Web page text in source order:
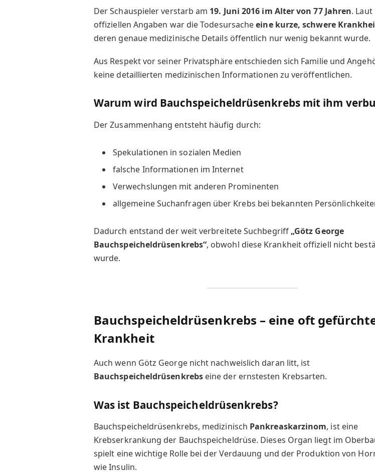
Der Schauspieler verstarb am 19. Juni 2016 im Alter von 77 Jahren. Laut
offiziellen Angaben war die Todesursacheeine kurze, schwere
deren genaue medizinische Details öffentlich nur wenig bekannt wurde.
Aus Respekt vor seiner Privatsphäre entschieden sich Familie und
keine detaillierten medizinischen Informationen zu veröffentlichen.
Warum wird Bauchspeicheldrüsenkrebs mit ihm
Der Zusammenhang entsteht häufig durch:
Spekulationen in sozialen Medien
falsche Informationen im Internet
Verwechslungen mit anderen Prominenten
allgemeine Suchanfragen über Krebs bei bekannten
Dadurch entstand der weit verbreitete Suchbegriff „Götz George
Bauchspeicheldrüsenkrebs“, obwohl diese Krankheit offiziell nicht
wurde.
Bauchspeicheldrüsenkrebs – eine oft
Krankheit
Auch wenn Götz George nicht nachweislich daran litt, ist
Bauchspeicheldrüsenkrebseine der ernstesten Krebsarten.
Was ist Bauchspeicheldrüsenkrebs?
Bauchspeicheldrüsenkrebs, medizinisch Pankreaskarzinom, ist eine
Krebserkrankung der Bauchspeicheldrüse. Dieses Organ liegt im
spielt eine wichtige Rolle bei der Verdauung und der Produktion von
wie Insulin.